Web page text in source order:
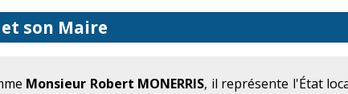
son Maire
Monsieur Robert MONERRIS, il représente l'État